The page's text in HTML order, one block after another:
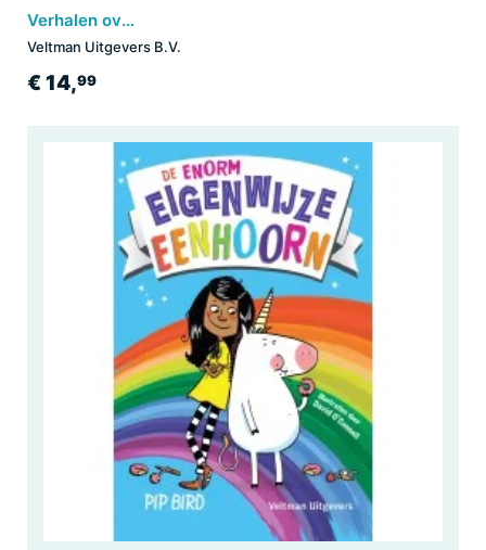
Verhalen over jongens die anders durven te zijn
Veltman Uitgevers B.V.
€ 14,99